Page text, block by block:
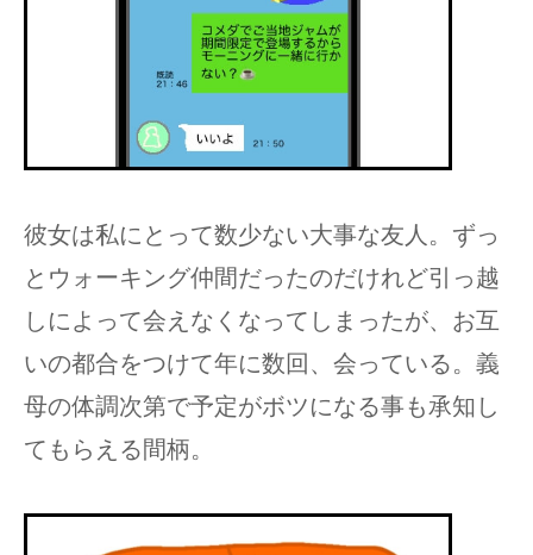
彼女は私にとって数少ない大事な友人。ずっ
とウォーキング仲間だったのだけれど引っ越
しによって会えなくなってしまったが、お互
いの都合をつけて年に数回、会っている。義
母の体調次第で予定がボツになる事も承知し
てもらえる間柄。